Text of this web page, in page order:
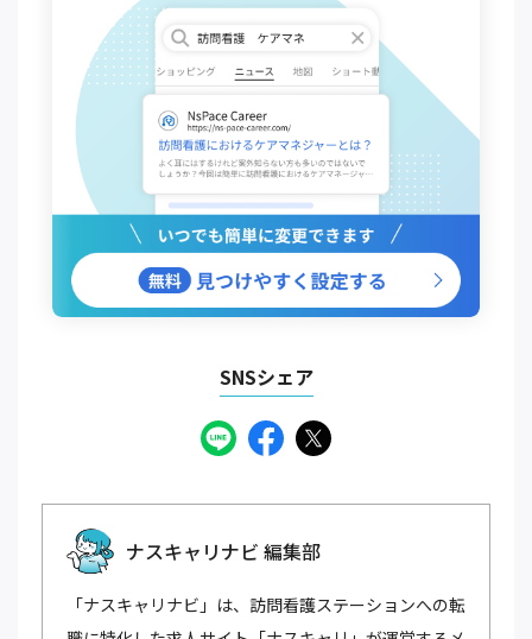
SNSシェア
ナスキャリナビ 編集部
「ナスキャリナビ」は、訪問看護ステーションへの転